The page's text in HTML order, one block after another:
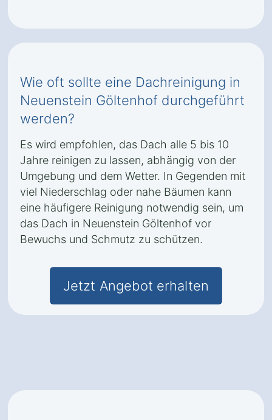
Wie oft sollte eine Dachreinigung in
Neuenstein Göltenhof durchgeführt
werden?
Es wird empfohlen, das Dach alle 5 bis 10
Jahre reinigen zu lassen, abhängig von der
Umgebung und dem Wetter. In Gegenden mit
viel Niederschlag oder nahe Bäumen kann
eine häufigere Reinigung notwendig sein, um
das Dach in Neuenstein Göltenhof vor
Bewuchs und Schmutz zu schützen.
Jetzt Angebot erhalten